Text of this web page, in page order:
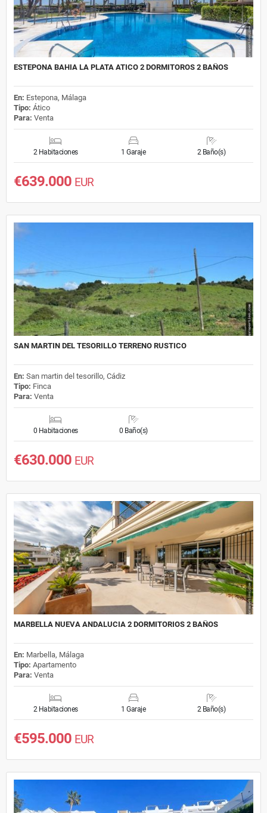
ESTEPONA BAHIA LA PLATA ATICO 2 DORMITOROS 2 BAÑOS
En: Estepona, Málaga
Tipo: Ático
Para: Venta
2 Habitaciones 1 Garaje 2 Baño(s)
€639.000 EUR
SAN MARTIN DEL TESORILLO TERRENO RUSTICO
En: San martin del tesorillo, Cádiz
Tipo: Finca
Para: Venta
0 Habitaciones 0 Baño(s)
€630.000 EUR
MARBELLA NUEVA ANDALUCIA 2 DORMITORIOS 2 BAÑOS
En: Marbella, Málaga
Tipo: Apartamento
Para: Venta
2 Habitaciones 1 Garaje 2 Baño(s)
€595.000 EUR